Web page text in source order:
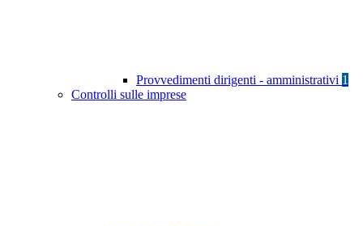
Provvedimenti dirigenti - amministrativi 1
Controlli sulle imprese